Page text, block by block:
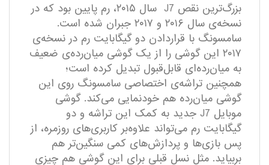
بزرگ‌ترین نقص J7 سال ۲۰۱۵، رم پایین بود که در
نسخه‌ی سال ۲۰۱۶ و ۲۰۱۷ جبران شده است.
سامسونگ با قراردادن دو گیگابایت رم در نسخه‌ی
۲۰۱۷ این گوشی را از یک گوشی میان‌رده‌ی ضعیف
به میان‌رده‌ای قابل‌قبول تبدیل کرده است؛
همچنین تراشه‌ی اختصاصی سامسونگ روی این
گوشی میان‌رده هم خودنمایی می‌کند. گوشی
موبایل J7 جدید به کمک این تراشه و دو
گیگابایت رم می‌تواند علاوه‌بر کاربری‌های روزمره، از
پس بازی‌ها و پردازش‌های کمی سنگین‌تر هم
بربیاید. مثل نسل قبلی برای این گوشی هم چیزی